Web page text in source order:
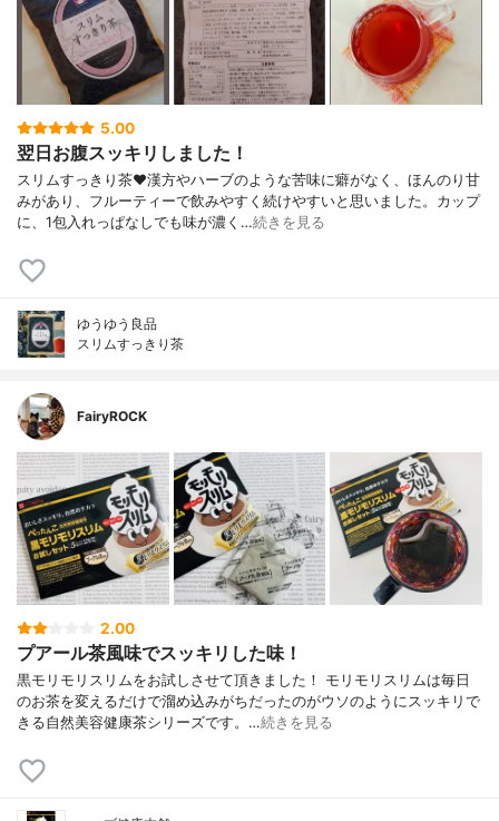
5.00
翌日お腹スッキリしました！
スリムすっきり茶♥漢方やハーブのような苦味に癖がなく、ほんのり甘
みがあり、フルーティーで飲みやすく続けやすいと思いました。カップ
に、1包入れっぱなしでも味が濃く…続きを見る
ゆうゆう良品
スリムすっきり茶
FairyROCK
2.00
プアール茶風味でスッキリした味！
黒モリモリスリムをお試しさせて頂きました！ モリモリスリムは毎日
のお茶を変えるだけで溜め込みがちだったのがウソのようにスッキリで
きる自然美容健康茶シリーズです。…続きを見る